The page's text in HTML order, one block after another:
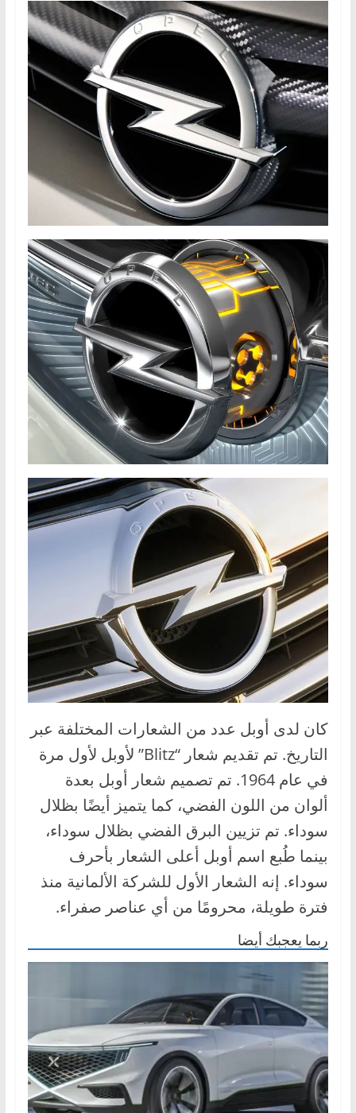
كان لدى أوبل عدد من الشعارات المختلفة عبر
التاريخ. تم تقديم شعار “Blitz” لأوبل لأول مرة
في عام 1964. تم تصميم شعار أوبل بعدة
ألوان من اللون الفضي، كما يتميز أيضًا بظلال
سوداء. تم تزيين البرق الفضي بظلال سوداء،
بينما طُبع اسم أوبل أعلى الشعار بأحرف
سوداء. إنه الشعار الأول للشركة الألمانية منذ
فترة طويلة، محرومًا من أي عناصر صفراء.
ربما يعجبك أيضا